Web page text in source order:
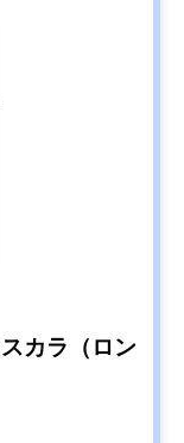
カラ（ロン